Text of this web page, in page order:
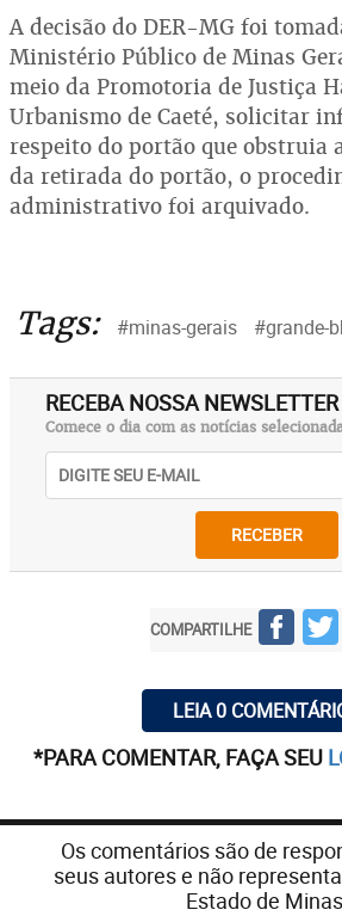
A decisão do DER-MG foi
Ministério Público de Minas
meio da Promotoria de Justiça
Urbanismo de Caeté, solicitar
respeito do portão que obstruia
da retirada do portão, o
administrativo foi arquivado.
Tags: #minas-gerais #grande-
RECEBA NOSSA NEWSLETTER
Comece o dia com as notícias
RECEBER
COMPARTILHE
LEIA 0
*PARA COMENTAR, FAÇA SEU
Os comentários são de
seus autores e não
Estado de Minas.